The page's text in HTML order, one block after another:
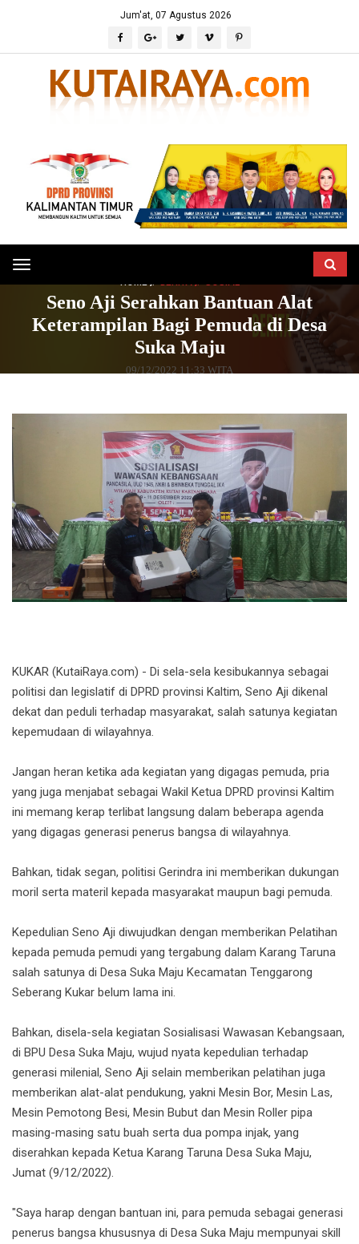
Jum'at, 07 Agustus 2026
Toggle
navigation
Seno Aji Serahkan Bantuan Alat
Keterampilan Bagi Pemuda di Desa
Suka Maju
09/12/2022 11:33 WITA
KUKAR (KutaiRaya.com) - Di sela-sela kesibukannya sebagai
politisi dan legislatif di DPRD provinsi Kaltim, Seno Aji dikenal
dekat dan peduli terhadap masyarakat, salah satunya kegiatan
kepemudaan di wilayahnya.
Jangan heran ketika ada kegiatan yang digagas pemuda, pria
yang juga menjabat sebagai Wakil Ketua DPRD provinsi Kaltim
ini memang kerap terlibat langsung dalam beberapa agenda
yang digagas generasi penerus bangsa di wilayahnya.
Bahkan, tidak segan, politisi Gerindra ini memberikan dukungan
moril serta materil kepada masyarakat maupun bagi pemuda.
Kepedulian Seno Aji diwujudkan dengan memberikan Pelatihan
kepada pemuda pemudi yang tergabung dalam Karang Taruna
salah satunya di Desa Suka Maju Kecamatan Tenggarong
Seberang Kukar belum lama ini.
Bahkan, disela-sela kegiatan Sosialisasi Wawasan Kebangsaan,
di BPU Desa Suka Maju, wujud nyata kepedulian terhadap
generasi milenial, Seno Aji selain memberikan pelatihan juga
memberikan alat-alat pendukung, yakni Mesin Bor, Mesin Las,
Mesin Pemotong Besi, Mesin Bubut dan Mesin Roller pipa
masing-masing satu buah serta dua pompa injak, yang
diserahkan kepada Ketua Karang Taruna Desa Suka Maju,
Jumat (9/12/2022).
"Saya harap dengan bantuan ini, para pemuda sebagai generasi
penerus bangsa khususnya di Desa Suka Maju mempunyai skill